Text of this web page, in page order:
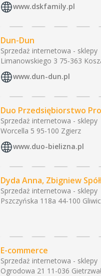
www.dskfamily.pl
Dun-Dun
Sprzedaż internetowa - sklepy
Limanowskiego 3 75-363
www.dun-dun.pl
Duo Przedsiębiorstwo
Sprzedaż internetowa - sklepy
Worcella 5 95-100 Zgierz
www.duo-bielizna.pl
Dyda Anna, Zbigniew
Sprzedaż internetowa - sklepy
Pszczyńska 118a 44-100
E-commerce
Sprzedaż internetowa - sklepy
Ogrodowa 21 11-036